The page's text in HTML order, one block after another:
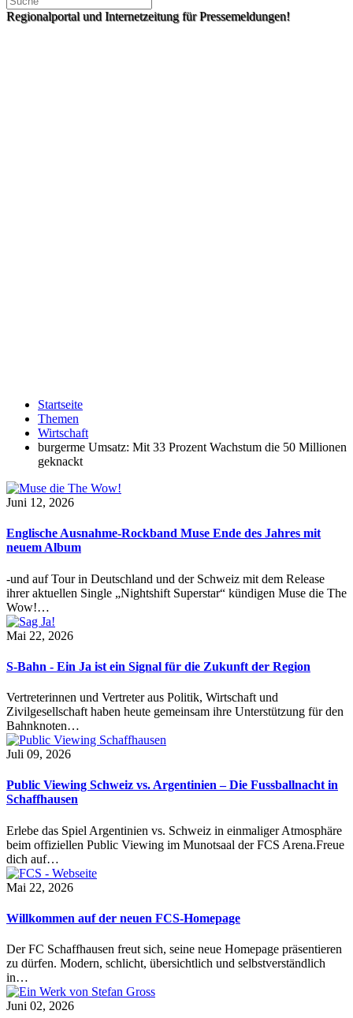
Regionalportal und Internetzeitung für Pressemeldungen!
Startseite
Themen
Wirtschaft
burgerme Umsatz: Mit 33 Prozent Wachstum die 50 Millionen
geknackt
Juni 12, 2026
Englische Ausnahme-Rockband Muse Ende des Jahres mit
neuem Album
-und auf Tour in Deutschland und der Schweiz mit dem Release
ihrer aktuellen Single „Nightshift Superstar“ kündigen Muse die The
Wow!…
Mai 22, 2026
S-Bahn - Ein Ja ist ein Signal für die Zukunft der Region
Vertreterinnen und Vertreter aus Politik, Wirtschaft und
Zivilgesellschaft haben heute gemeinsam ihre Unterstützung für den
Bahnknoten…
Juli 09, 2026
Public Viewing Schweiz vs. Argentinien – Die Fussballnacht in
Schaffhausen
Erlebe das Spiel Argentinien vs. Schweiz in einmaliger Atmosphäre
beim offiziellen Public Viewing im Munotsaal der FCS Arena.Freue
dich auf…
Mai 22, 2026
Willkommen auf der neuen FCS-Homepage
Der FC Schaffhausen freut sich, seine neue Homepage präsentieren
zu dürfen. Modern, schlicht, übersichtlich und selbstverständlich
in…
Juni 02, 2026